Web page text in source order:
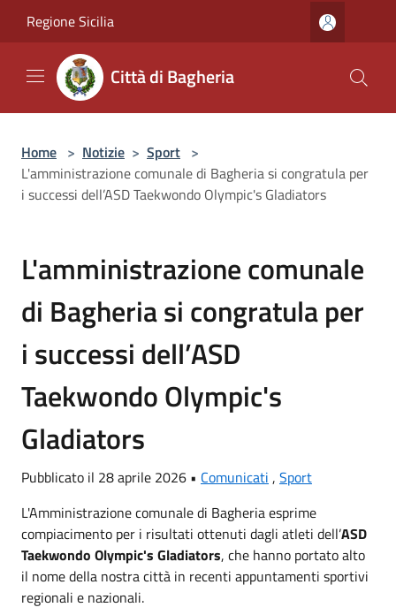
Regione Sicilia
Città di Bagheria
Home > Notizie > Sport >
L'amministrazione comunale di Bagheria si congratula per
i successi dell’ASD Taekwondo Olympic's Gladiators
L'amministrazione comunale
di Bagheria si congratula per
i successi dell’ASD
Taekwondo Olympic's
Gladiators
Pubblicato il 28 aprile 2026 • Comunicati , Sport
L'Amministrazione comunale di Bagheria esprime
compiacimento per i risultati ottenuti dagli atleti dell’ASD
Taekwondo Olympic's Gladiators, che hanno portato alto
il nome della nostra città in recenti appuntamenti sportivi
regionali e nazionali.